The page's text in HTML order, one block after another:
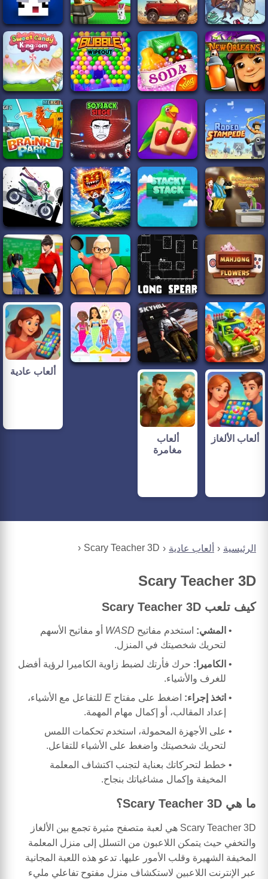
الرئيسية ألعاب عادية Scary Teacher 3D
Scary Teacher 3D
كيف تلعب Scary Teacher 3D
المشي: استخدم مفاتيح WASD أو مفاتيح الأسهم
لتحريك شخصيتك في المنزل.
الكاميرا: حرك فأرتك لضبط زاوية الكاميرا لرؤية أفضل
للغرف والأشياء.
اتخذ إجراء: اضغط على مفتاح E للتفاعل مع الأشياء،
إعداد المقالب، أو إكمال مهام المهمة.
على الأجهزة المحمولة، استخدم تحكمات اللمس
لتحريك شخصيتك واضغط على الأشياء للتفاعل.
خطط لتحركاتك بعناية لتجنب اكتشاف المعلمة
المخيفة وإكمال مشاغباتك بنجاح.
ما هي Scary Teacher 3D؟
Scary Teacher 3D هي لعبة متصفح مثيرة تجمع بين الألغاز
والتخفي حيث يتمكن اللاعبون من التسلل إلى منزل المعلمة
المخيفة الشهيرة وقلب الأمور عليها. تدعو هذه اللعبة المجانية
عبر الإنترنت اللاعبين لاستكشاف منزل مفتوح تفاعلي مليء
ألعاب عادية
ألعاب الألغاز
ألعاب
مغامرة